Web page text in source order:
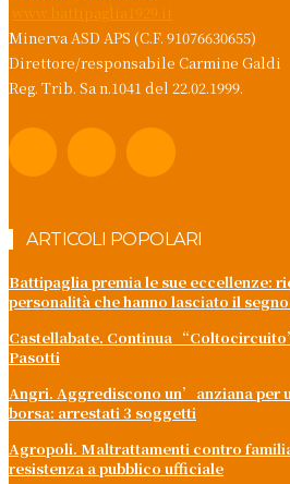
Minerva ASD APS (C.F. 91076630655)
Direttore/responsabile Carmine Galdi
Reg. Trib. Sa n.1041 del 22.02.1999.
ARTICOLI POPOLARI
Battipaglia premia le sue eccellenze:
personalità che hanno lasciato il
Castellabate. Continua
Pasotti
Angri. Aggrediscono un’anziana per
borsa: arrestati 3 soggetti
Agropoli. Maltrattamenti contro
resistenza a pubblico ufficiale